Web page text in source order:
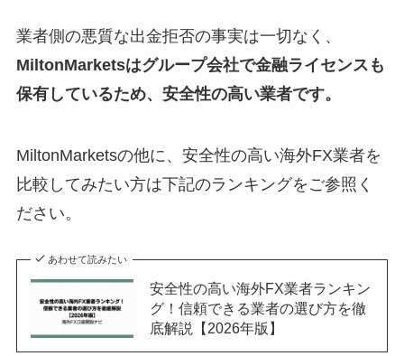
業者側の悪質な出金拒否の事実は一切なく、
MiltonMarketsはグループ会社で金融ライセンスも
保有しているため、安全性の高い業者です。
MiltonMarketsの他に、安全性の高い海外FX業者を
比較してみたい方は下記のランキングをご参照く
ださい。
あわせて読みたい
安全性の高い海外FX業者ランキン
グ！信頼できる業者の選び方を徹
底解説【2026年版】